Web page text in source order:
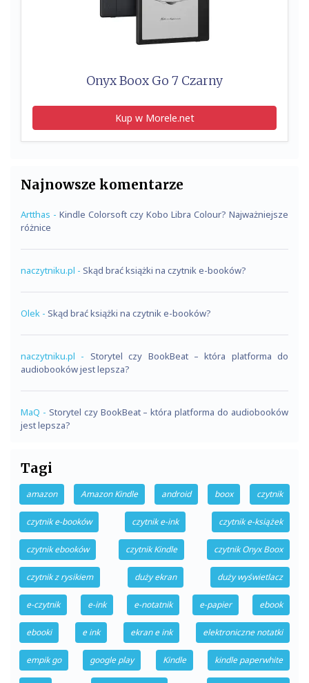
Onyx Boox Go 7 Czarny
Kup w Morele.net
Najnowsze komentarze
Artthas - Kindle Colorsoft czy Kobo Libra Colour? Najważniejsze
różnice
naczytniku.pl - Skąd brać książki na czytnik e-booków?
Olek - Skąd brać książki na czytnik e-booków?
naczytniku.pl - Storytel czy BookBeat – która platforma do
audiobooków jest lepsza?
MaQ - Storytel czy BookBeat – która platforma do audiobooków
jest lepsza?
Tagi
amazon Amazon Kindle android boox czytnik
czytnik e-booków czytnik e-ink czytnik e-książek
czytnik ebooków czytnik Kindle czytnik Onyx Boox
czytnik z rysikiem duży ekran duży wyświetlacz
e-czytnik e-ink e-notatnik e-papier ebook
ebooki e ink ekran e ink elektroniczne notatki
empik go google play Kindle kindle paperwhite